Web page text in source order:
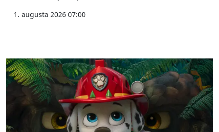
1. augusta 2026 07:00